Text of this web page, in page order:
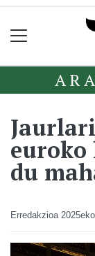
du
Erredakzioa